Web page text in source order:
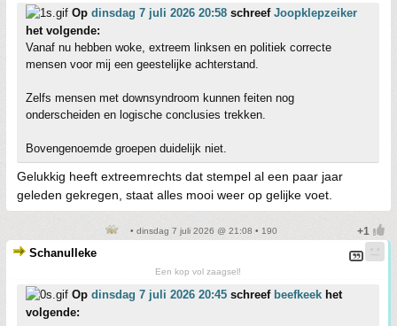
Op dinsdag 7 juli 2026 20:58 schreef Joopklepzeiker
het volgende:
Vanaf nu hebben woke, extreem linksen en politiek correcte
mensen voor mij een geestelijke achterstand.
Zelfs mensen met downsyndroom kunnen feiten nog
onderscheiden en logische conclusies trekken.
Bovengenoemde groepen duidelijk niet.
Gelukkig heeft extreemrechts dat stempel al een paar jaar
geleden gekregen, staat alles mooi weer op gelijke voet.
• dinsdag 7 juli 2026 @ 21:08 • 190
Schanulleke
Een kop vol zaagsel!
Op dinsdag 7 juli 2026 20:45 schreef beefkeek het
volgende: